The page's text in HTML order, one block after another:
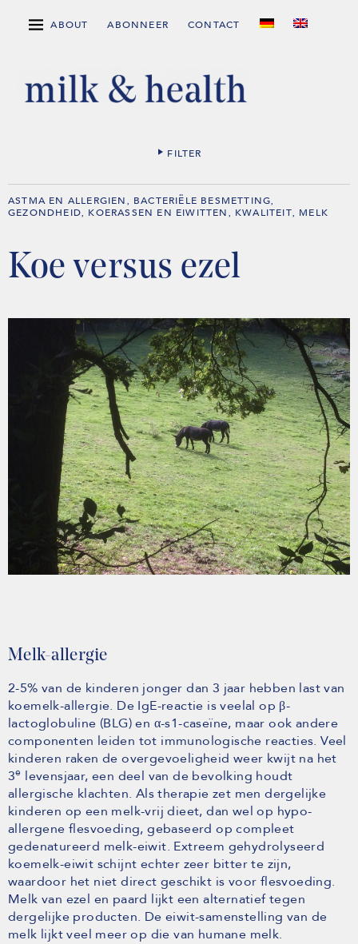
ABOUT ABONNEER CONTACT
FILTER
ASTMA EN ALLERGIEN BACTERIËLE BESMETTING
GEZONDHEID KOERASSEN EN EIWITTEN KWALITEIT MELK
Koe versus ezel
Melk-allergie
2-5% van de kinderen jonger dan 3 jaar hebben last van
koemelk-allergie. De IgE-reactie is veelal op β-
lactoglobuline (BLG) en α-s1-caseïne, maar ook andere
componenten leiden tot immunologische reacties. Veel
kinderen raken de overgevoeligheid weer kwijt na het
3e levensjaar, een deel van de bevolking houdt
allergische klachten. Als therapie zet men dergelijke
kinderen op een melk-vrij dieet, dan wel op hypo-
allergene flesvoeding, gebaseerd op compleet
gedenatureerd melk-eiwit. Extreem gehydrolyseerd
koemelk-eiwit schijnt echter zeer bitter te zijn,
waardoor het niet direct geschikt is voor flesvoeding.
Melk van ezel en paard lijkt een alternatief tegen
dergelijke producten. De eiwit-samenstelling van de
melk lijkt veel meer op die van humane melk.